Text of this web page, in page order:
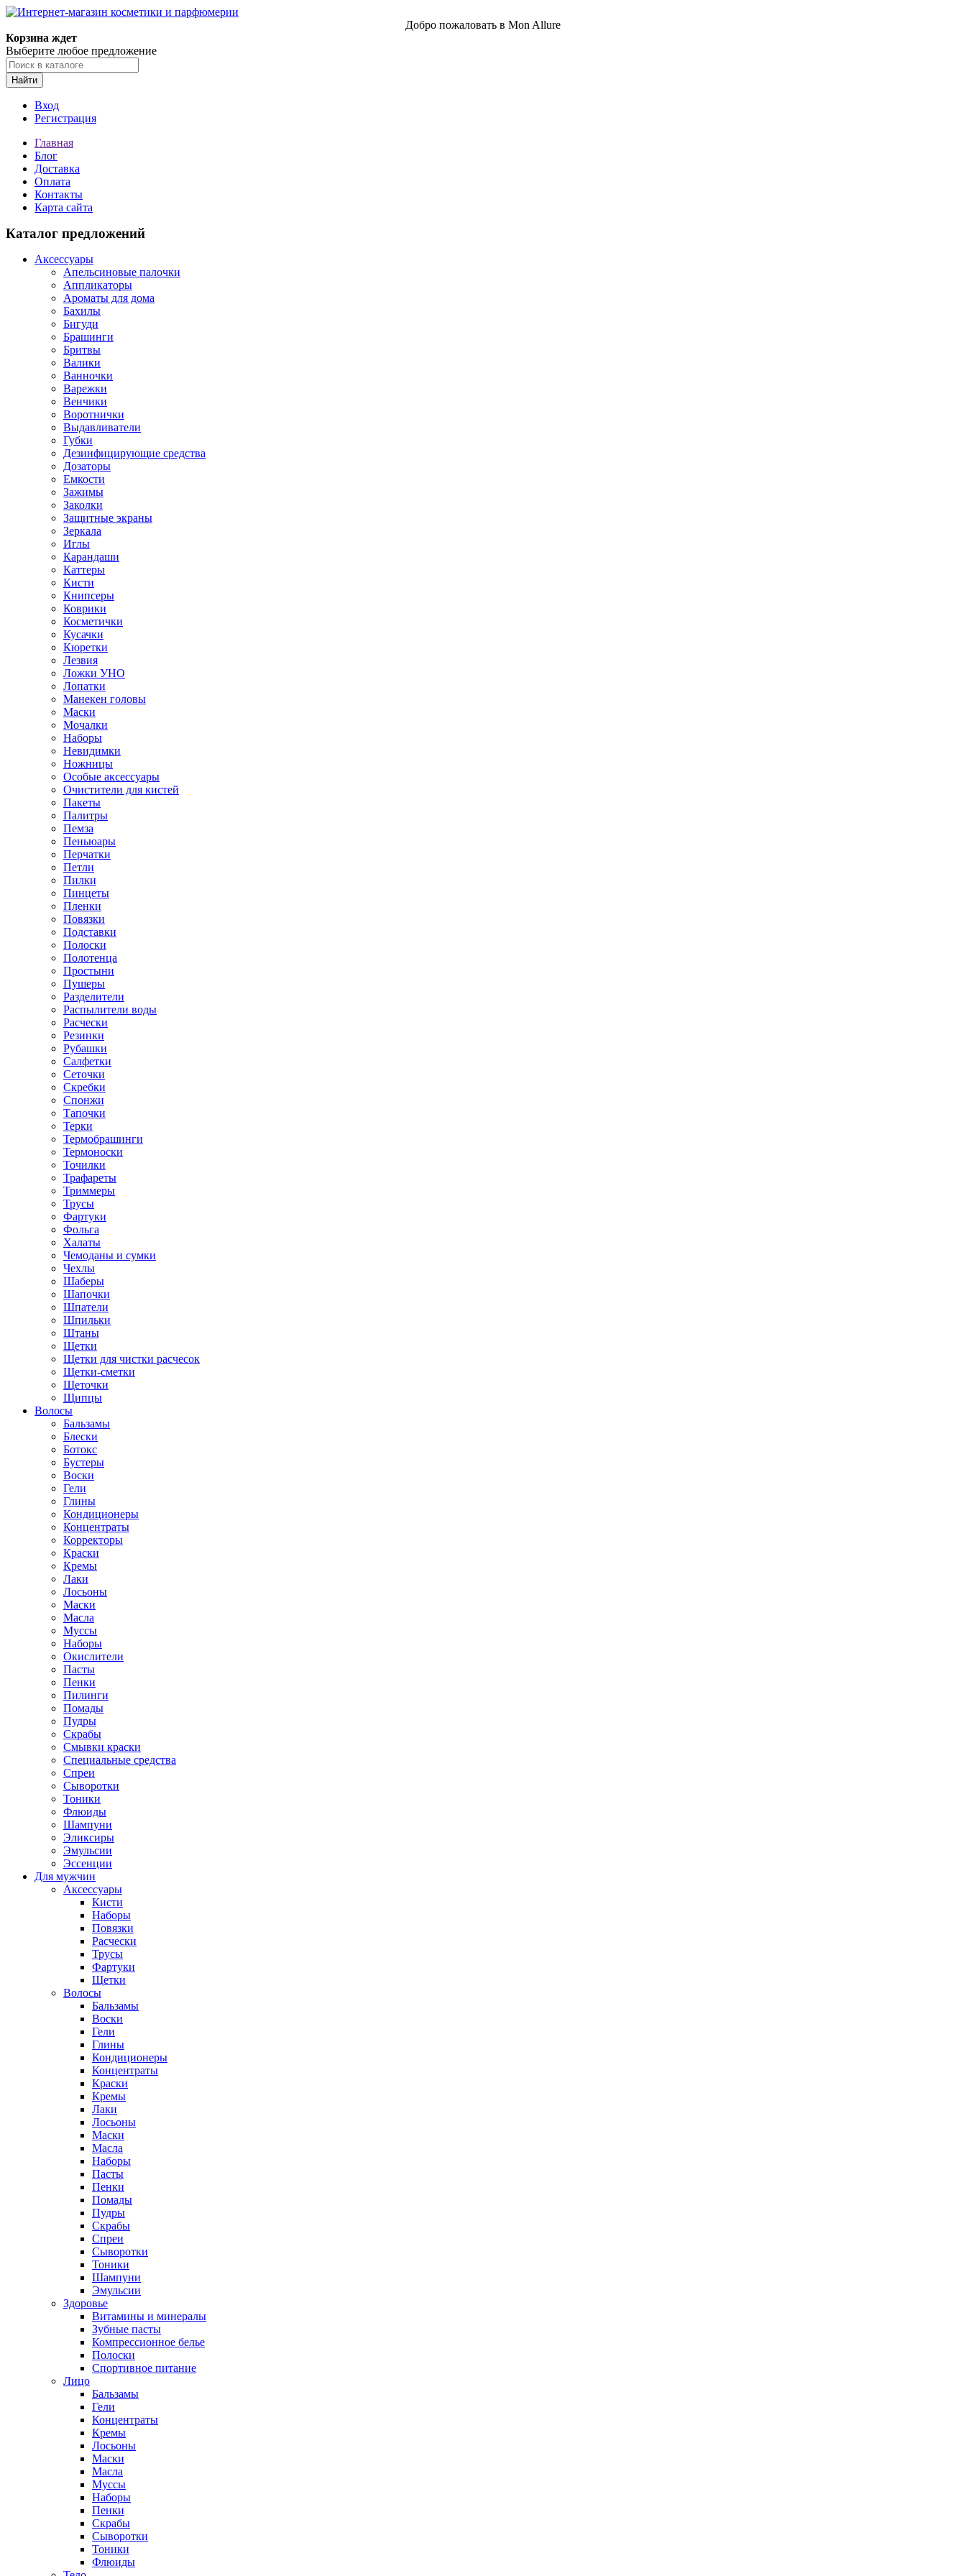
Добро пожаловать в Mon Allure
Корзина ждет
Выберите любое предложение
Найти
Вход
Регистрация
Главная
Блог
Доставка
Оплата
Контакты
Карта сайта
Каталог предложений
Аксессуары
Апельсиновые палочки
Аппликаторы
Ароматы для дома
Бахилы
Бигуди
Брашинги
Бритвы
Валики
Ванночки
Варежки
Венчики
Воротнички
Выдавливатели
Губки
Дезинфицирующие средства
Дозаторы
Емкости
Зажимы
Заколки
Защитные экраны
Зеркала
Иглы
Карандаши
Каттеры
Кисти
Книпсеры
Коврики
Косметички
Кусачки
Кюретки
Лезвия
Ложки УНО
Лопатки
Манекен головы
Маски
Мочалки
Наборы
Невидимки
Ножницы
Особые аксессуары
Очистители для кистей
Пакеты
Палитры
Пемза
Пеньюары
Перчатки
Петли
Пилки
Пинцеты
Пленки
Повязки
Подставки
Полоски
Полотенца
Простыни
Пушеры
Разделители
Распылители воды
Расчески
Резинки
Рубашки
Салфетки
Сеточки
Скребки
Спонжи
Тапочки
Терки
Термобрашинги
Термоноски
Точилки
Трафареты
Триммеры
Трусы
Фартуки
Фольга
Халаты
Чемоданы и сумки
Чехлы
Шаберы
Шапочки
Шпатели
Шпильки
Штаны
Щетки
Щетки для чистки расчесок
Щетки-сметки
Щеточки
Щипцы
Волосы
Бальзамы
Блески
Ботокс
Бустеры
Воски
Гели
Глины
Кондиционеры
Концентраты
Корректоры
Краски
Кремы
Лаки
Лосьоны
Маски
Масла
Муссы
Наборы
Окислители
Пасты
Пенки
Пилинги
Помады
Пудры
Скрабы
Смывки краски
Специальные средства
Спреи
Сыворотки
Тоники
Флюиды
Шампуни
Эликсиры
Эмульсии
Эссенции
Для мужчин
Аксессуары
Кисти
Наборы
Повязки
Расчески
Трусы
Фартуки
Щетки
Волосы
Бальзамы
Воски
Гели
Глины
Кондиционеры
Концентраты
Краски
Кремы
Лаки
Лосьоны
Маски
Масла
Наборы
Пасты
Пенки
Помады
Пудры
Скрабы
Спреи
Сыворотки
Тоники
Шампуни
Эмульсии
Здоровье
Витамины и минералы
Зубные пасты
Компрессионное белье
Полоски
Спортивное питание
Лицо
Бальзамы
Гели
Концентраты
Кремы
Лосьоны
Маски
Масла
Муссы
Наборы
Пенки
Скрабы
Сыворотки
Тоники
Флюиды